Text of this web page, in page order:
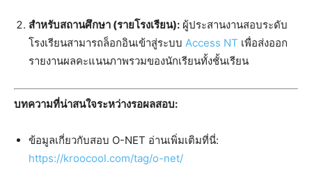
สำหรับสถานศึกษา (รายโรงเรียน): ผู้ประสานงานสอบระดับ
โรงเรียนสามารถล็อกอินเข้าสู่ระบบ Access NT เพื่อส่งออก
รายงานผลคะแนนภาพรวมของนักเรียนทั้งชั้นเรียน
บทความที่น่าสนใจระหว่างรอผลสอบ:
ข้อมูลเกี่ยวกับสอบ O-NET อ่านเพิ่มเติมที่นี่:
https://kroocool.com/tag/o-net/